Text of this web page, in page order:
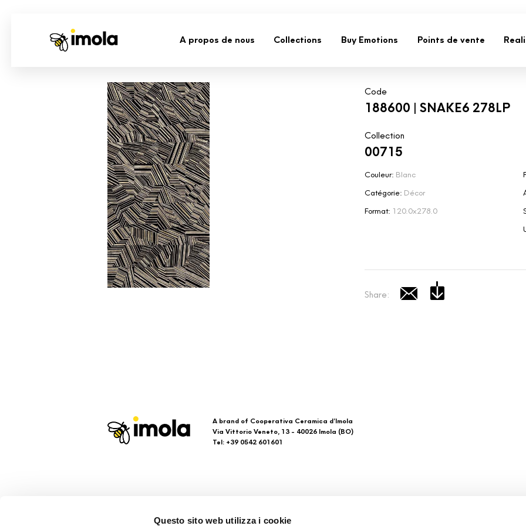
Questo sito web utilizza i cookie
A propos de nous Collections Buy Emotions Points de vente
Code
188600 | SNAKE6 278LP
Collection
00715
Couleur: Blanc
Catégorie: Décor
Format: 120.0x278.0
Share:
A brand of Cooperativa Ceramica d’Imola
Via Vittorio Veneto, 13 - 40026 Imola (BO)
Tel: +39 0542 601601